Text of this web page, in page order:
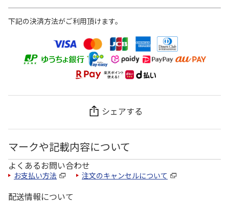
下記の決済方法がご利用頂けます。
シェアする
マークや記載内容について
よくあるお問い合わせ
お支払い方法 注文のキャンセルについて
配送情報について